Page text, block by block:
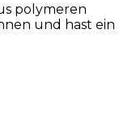
polymeren
und hast ein